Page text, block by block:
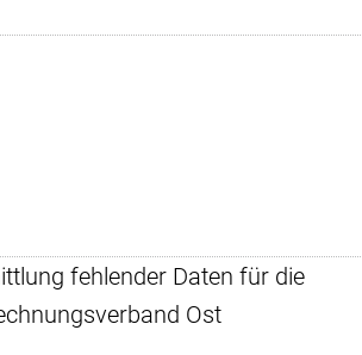
fehlender Daten für die
Ost